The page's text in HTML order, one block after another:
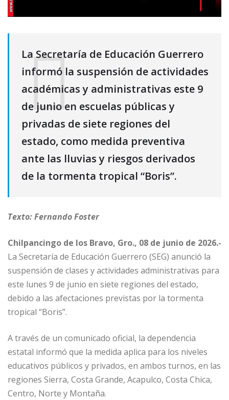
La Secretaría de Educación Guerrero
informó la suspensión de actividades
académicas y administrativas este 9
de junio en escuelas públicas y
privadas de siete regiones del
estado, como medida preventiva
ante las lluvias y riesgos derivados
de la tormenta tropical “Boris”.
Texto: Fernando Foster
Chilpancingo de los Bravo, Gro., 08 de junio de 2026.-
La Secretaría de Educación Guerrero (SEG) anunció la
suspensión de clases y actividades administrativas para
este lunes 9 de junio en siete regiones del estado,
debido a las afectaciones previstas por la tormenta
tropical “Boris”.
A través de un comunicado oficial, la dependencia
estatal informó que la medida aplica para los niveles
educativos públicos y privados, en ambos turnos, en las
regiones Sierra, Costa Grande, Acapulco, Costa Chica,
Centro, Norte y Montaña.